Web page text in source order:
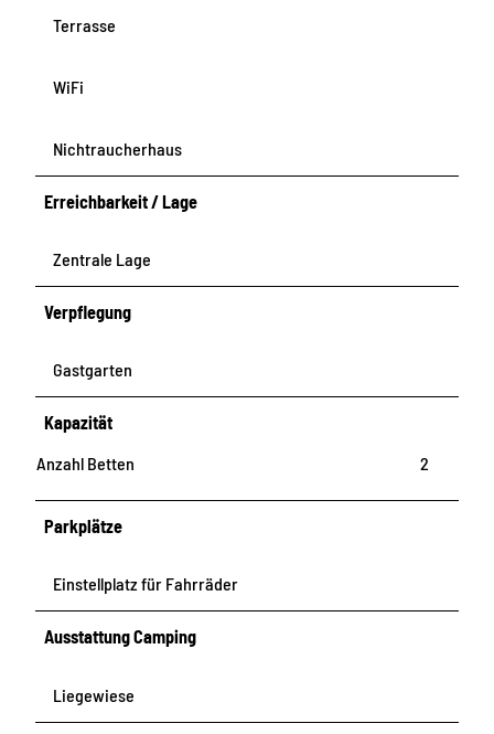
Terrasse
WiFi
Nichtraucherhaus
Erreichbarkeit / Lage
Zentrale Lage
Verpflegung
Gastgarten
Kapazität
Anzahl Betten
2
Parkplätze
Einstellplatz für Fahrräder
Ausstattung Camping
Liegewiese